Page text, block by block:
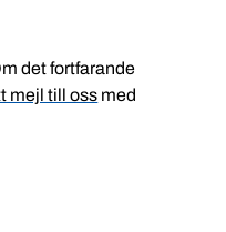
det fortfarande
mejl till oss med